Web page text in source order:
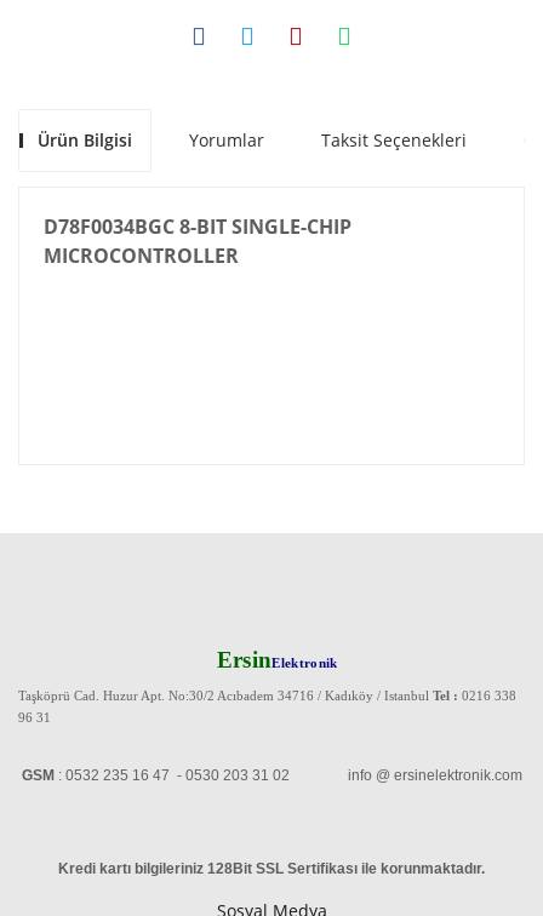
Ürün Bilgisi Yorumlar Taksit Seçenekleri
D78F0034BGC 8-BIT SINGLE-CHIP
MICROCONTROLLER
ErsinElektronik
Taşköprü Cad. Huzur Apt. No:30/2 Acıbadem 34716 / Kadıköy / Istanbul Tel : 0216 338
96 31
GSM : 0532 235 16 47 - 0530 203 31 02 info @ ersinelektronik.com
Kredi kartı bilgileriniz 128Bit SSL Sertifikası ile korunmaktadır.
Sosyal Medya